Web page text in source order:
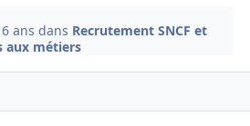
ans dans Recrutement SNCF et
aux métiers